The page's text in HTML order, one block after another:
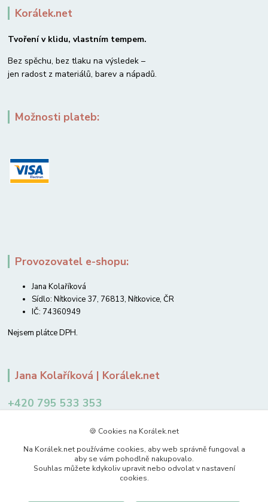
Korálek.net
Tvoření v klidu, vlastním tempem.
Bez spěchu, bez tlaku na výsledek –
jen radost z materiálů, barev a nápadů.
Možnosti plateb:
Provozovatel e-shopu:
Jana Kolaříková
Sídlo: Nítkovice 37, 76813, Nítkovice, ČR
IČ: 74360949
Nejsem plátce DPH.
Jana Kolaříková | Korálek.net
+420 795 533 353
🍪 Cookies na Korálek.net
Na Korálek.net používáme cookies, aby web správně fungoval a
aby se vám pohodlně nakupovalo.
Souhlas můžete kdykoliv upravit nebo odvolat v nastavení
cookies.